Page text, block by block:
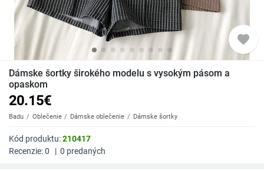
favorite
Dámske šortky širokého modelu s vysokým pásom a
opaskom
20.15€
Badu Oblečenie Dámske oblečenie Dámske šortky
Kód produktu:210417
Recenzie:0 | 0 predaných